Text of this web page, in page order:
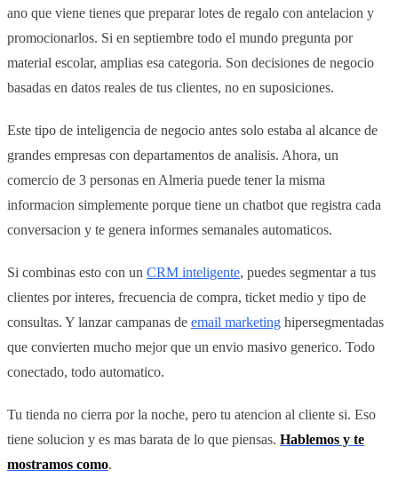
ano que viene tienes que preparar lotes de regalo con antelacion y
promocionarlos. Si en septiembre todo el mundo pregunta por
material escolar, amplias esa categoria. Son decisiones de negocio
basadas en datos reales de tus clientes, no en suposiciones.
Este tipo de inteligencia de negocio antes solo estaba al alcance de
grandes empresas con departamentos de analisis. Ahora, un
comercio de 3 personas en Almeria puede tener la misma
informacion simplemente porque tiene un chatbot que registra cada
conversacion y te genera informes semanales automaticos.
Si combinas esto con un CRM inteligente, puedes segmentar a tus
clientes por interes, frecuencia de compra, ticket medio y tipo de
consultas. Y lanzar campanas de email marketing hipersegmentadas
que convierten mucho mejor que un envio masivo generico. Todo
conectado, todo automatico.
Tu tienda no cierra por la noche, pero tu atencion al cliente si. Eso
tiene solucion y es mas barata de lo que piensas. Hablemos y te
mostramos como.